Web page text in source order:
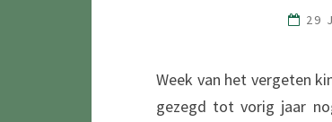
29
Week van het vergeten
gezegd tot vorig jaar